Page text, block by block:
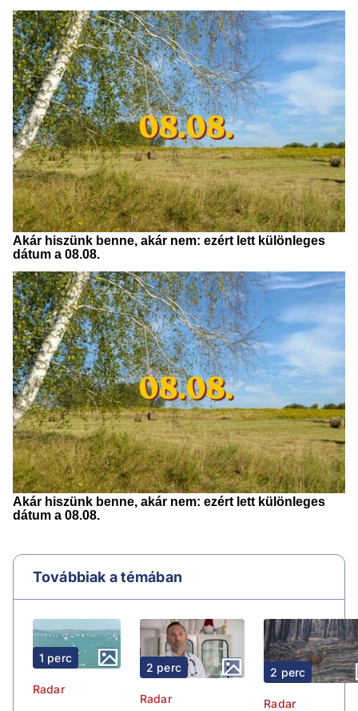
Továbbiak a témában
1 perc
Radar
2 perc
Radar
2 perc
Radar